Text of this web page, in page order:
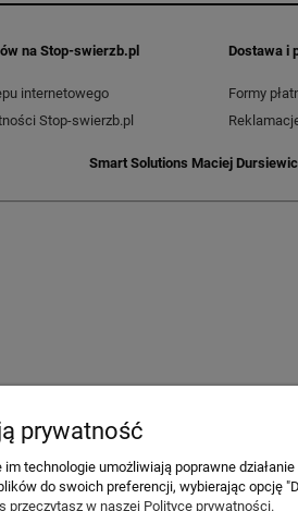
na Stop-swierzb.pl
internetowego
Stop-swierzb.pl
Dostawa i
Formy
Smart Solutions Maciej
prywatność
technologie umożliwiają poprawne
do swoich preferencji, wybierając opcję
przeczytasz w naszej Polityce prywatności.